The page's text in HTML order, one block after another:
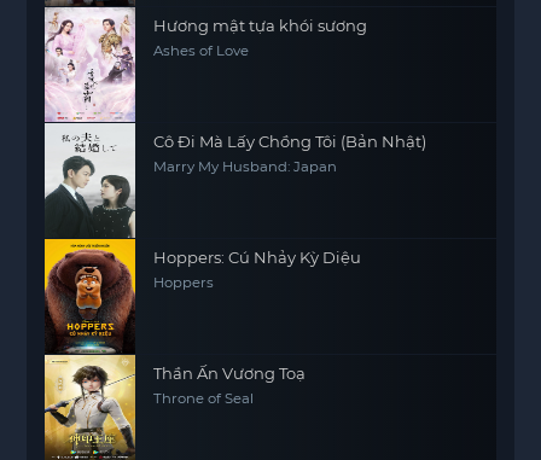
Hương mật tựa khói sương
Ashes of Love
Cô Đi Mà Lấy Chồng Tôi (Bản Nhật)
Marry My Husband: Japan
Hoppers: Cú Nhảy Kỳ Diệu
Hoppers
Thần Ấn Vương Toạ
Throne of Seal